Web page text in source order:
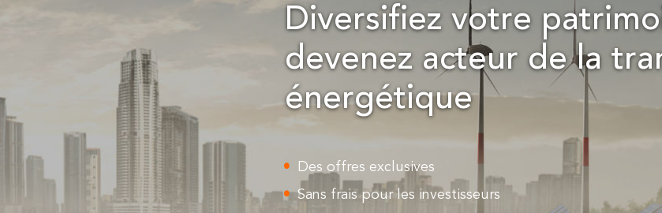
Diversifiez votre
devenez acteur de la
énergétique
Des offres exclusives
Sans frais pour les investisseurs